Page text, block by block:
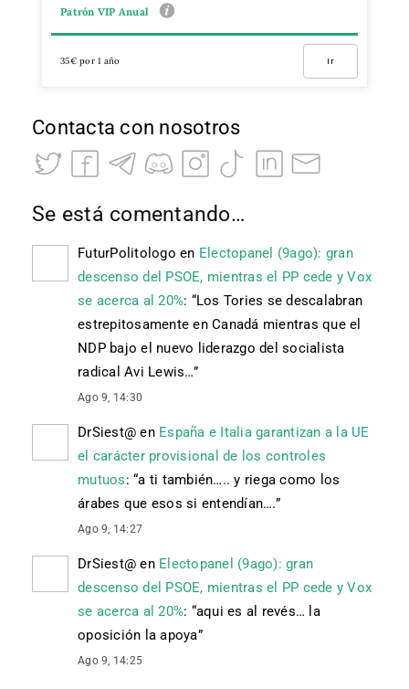
Patrón VIP Anual
35€ por 1 año Ir
Contacta con nosotros
Se está comentando…
FuturPolitologo en Electopanel (9ago): gran
descenso del PSOE, mientras el PP cede y Vox
se acerca al 20%: “Los Tories se descalabran
estrepitosamente en Canadá mientras que el
NDP bajo el nuevo liderazgo del socialista
radical Avi Lewis…”
Ago 9, 14:30
DrSiest@ en España e Italia garantizan a la UE
el carácter provisional de los controles
mutuos: “a ti también….. y riega como los
árabes que esos si entendían….”
Ago 9, 14:27
DrSiest@ en Electopanel (9ago): gran
descenso del PSOE, mientras el PP cede y Vox
se acerca al 20%: “aqui es al revés… la
oposición la apoya”
Ago 9, 14:25